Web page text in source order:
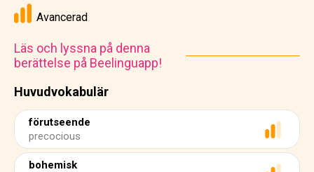
Huvudvokabulär
förutseende
precocious
bohemisk
Avancerad
Läs och lyssna på denna
berättelse på Beelinguapp!